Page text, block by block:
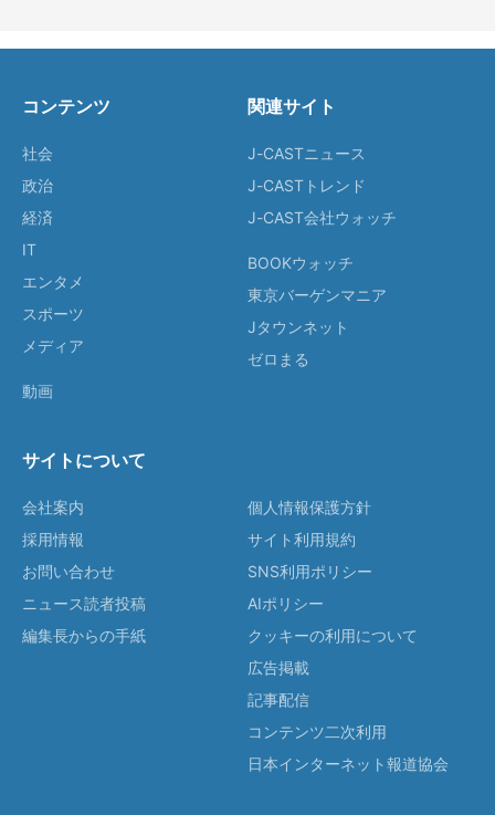
コンテンツ
社会
政治
経済
IT
エンタメ
スポーツ
メディア
動画
関連サイト
J-CASTニュース
J-CASTトレンド
J-CAST会社ウォッチ
BOOKウォッチ
東京バーゲンマニア
Jタウンネット
ゼロまる
サイトについて
会社案内
採用情報
お問い合わせ
ニュース読者投稿
編集長からの手紙
個人情報保護方針
サイト利用規約
SNS利用ポリシー
AIポリシー
クッキーの利用について
広告掲載
記事配信
コンテンツ二次利用
日本インターネット報道協会